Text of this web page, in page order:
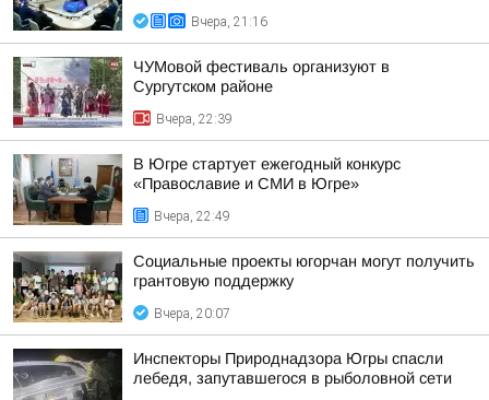
Вчера, 21:16
ЧУМовой фестиваль организуют в
Сургутском районе
Вчера, 22:39
В Югре стартует ежегодный конкурс
«Православие и СМИ в Югре»
Вчера, 22:49
Социальные проекты югорчан могут получить
грантовую поддержку
Вчера, 20:07
Инспекторы Природнадзора Югры спасли
лебедя, запутавшегося в рыболовной сети